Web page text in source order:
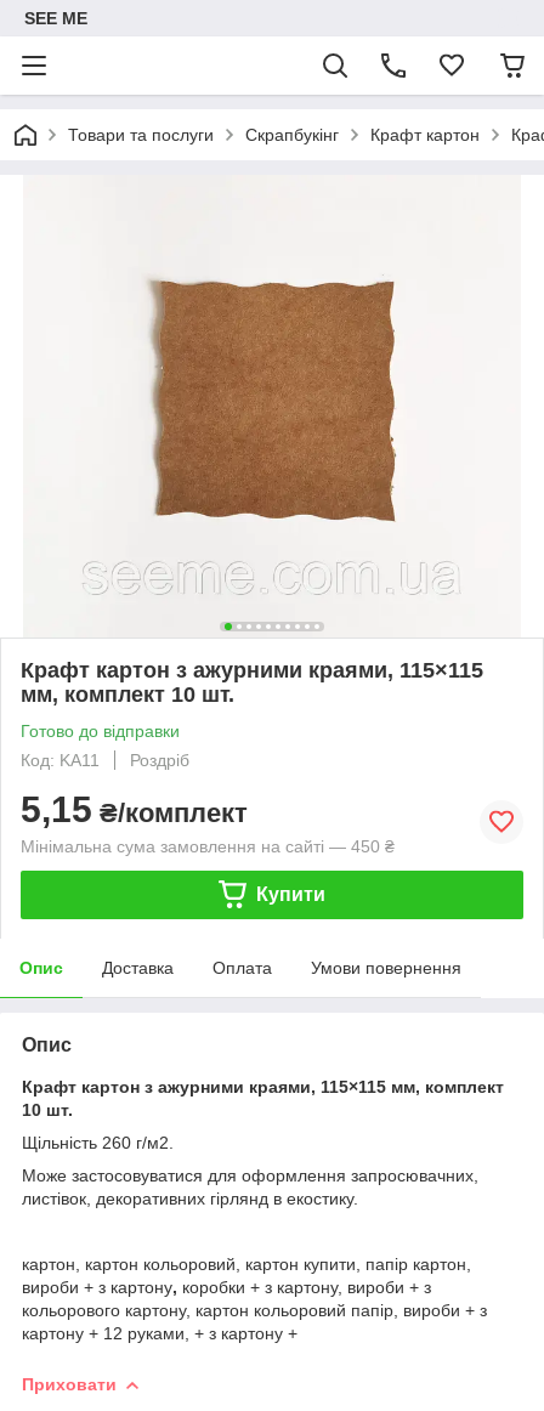
SEE ME
Товари та послуги Скрапбукінг Крафт картон
Крафт картон з ажурними краями, 115×115
мм, комплект 10 шт.
Готово до відправки
Код: KA11
Роздріб
5,15 ₴/комплект
Мінімальна сума замовлення на сайті — 450 ₴
Купити
Опис Доставка Оплата Умови повернення
Опис
Крафт картон з ажурними краями, 115×115 мм, комплект
10 шт.
Щільність 260 г/м2.
Може застосовуватися для оформлення запросювачних,
листівок, декоративних гірлянд в екостику.
картон, картон кольоровий, картон купити, папір картон,
вироби + з картону, коробки + з картону, вироби + з
кольорового картону, картон кольоровий папір, вироби + з
картону + 12 руками, + з картону +
Приховати